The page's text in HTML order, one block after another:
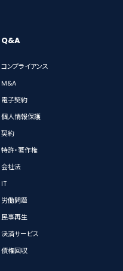
Q&A
コンプライアンス
M&A
電子契約
個人情報保護
契約
特許・著作権
会社法
IT
労働問題
民事再生
決済サービス
債権回収